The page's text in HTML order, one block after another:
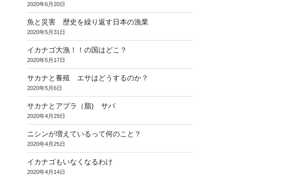
2020年6月20日
魚と災害 歴史を繰り返す日本の漁業
2020年5月31日
イカナゴ大漁！！の国はどこ？
2020年5月17日
サカナと養殖 エサはどうするのか？
2020年5月6日
サカナとアブラ（脂) サバ
2020年4月29日
ニシンが増えているって何のこと？
2020年4月25日
イカナゴもいなくなるわけ
2020年4月14日